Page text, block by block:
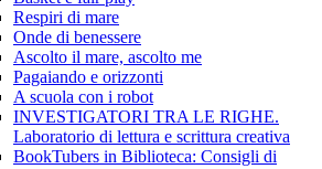
Respiri di mare
Onde di benessere
Ascolto il mare, ascolto me
Pagaiando e orizzonti
A scuola con i robot
INVESTIGATORI TRA LE RIGHE.
Laboratorio di lettura e scrittura creativa
BookTubers in Biblioteca: Consigli di